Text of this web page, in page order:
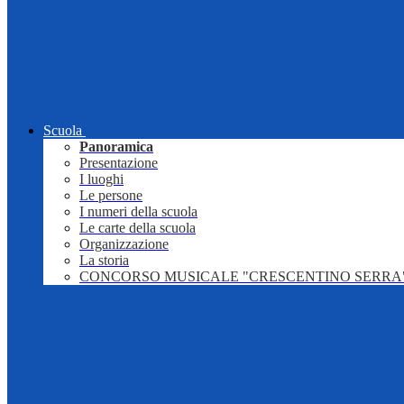
Scuola
Panoramica
Presentazione
I luoghi
Le persone
I numeri della scuola
Le carte della scuola
Organizzazione
La storia
CONCORSO MUSICALE "CRESCENTINO